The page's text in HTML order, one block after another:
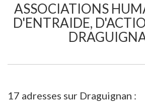
ASSOCIATIONS
D'ENTRAIDE,
17 adresses sur Draguignan :